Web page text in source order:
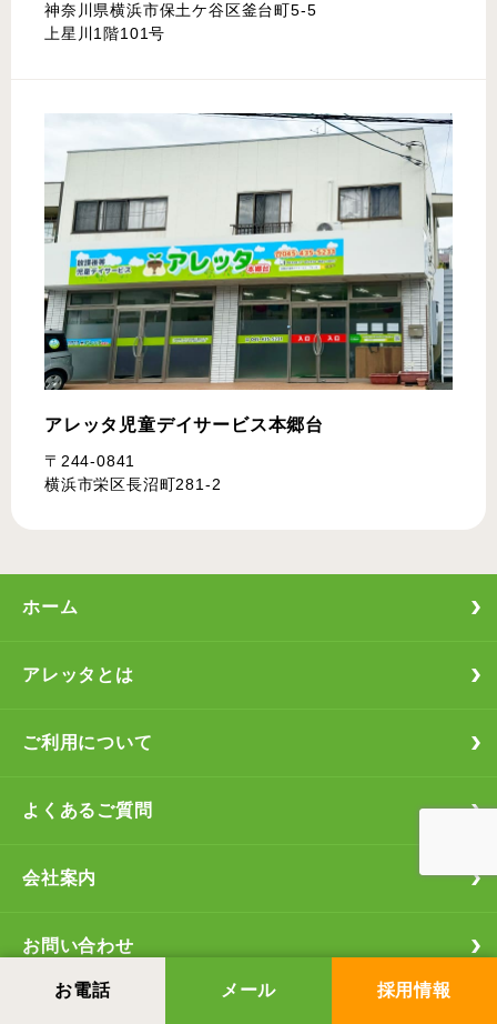
神奈川県横浜市保土ケ谷区釜台町5-5
上星川1階101号
アレッタ児童デイサービス本郷台
〒244-0841
横浜市栄区長沼町281-2
お電話 メール 採用情報
ホーム
アレッタとは
ご利用について
よくあるご質問
会社案内
お問い合わせ